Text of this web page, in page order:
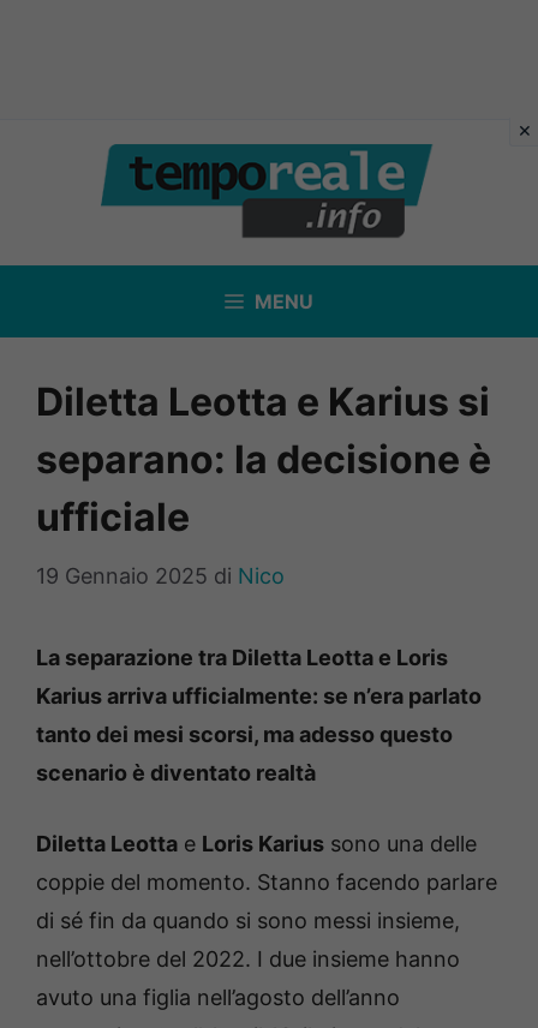
contenuto
MENU
Diletta Leotta e Karius si
separano: la decisione è
ufficiale
19 Gennaio 2025 di Nico
La separazione tra Diletta Leotta e Loris
Karius arriva ufficialmente: se n’era parlato
tanto dei mesi scorsi, ma adesso questo
scenario è diventato realtà
Diletta Leotta e Loris Karius sono una delle
coppie del momento. Stanno facendo parlare
di sé fin da quando si sono messi insieme,
nell’ottobre del 2022. I due insieme hanno
avuto una figlia nell’agosto dell’anno